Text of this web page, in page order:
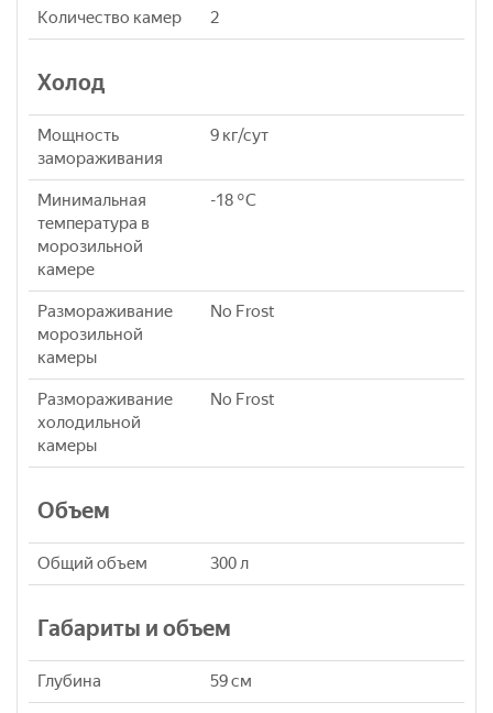
Количество камер 2
Холод
Мощность
замораживания
9 кг/сут
Минимальная
температура в
морозильной
камере
-18 °C
Размораживание
морозильной
камеры
No Frost
Размораживание
холодильной
камеры
No Frost
Объем
Общий объем 300 л
Габариты и объем
Глубина 59 см